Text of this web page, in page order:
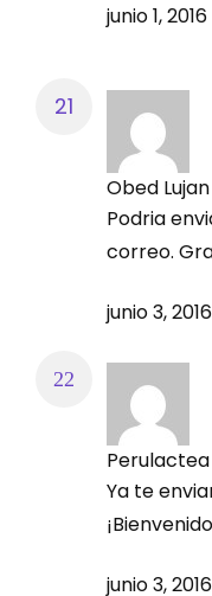
junio 1, 2016
Obed Lujan
Podria
correo.
junio 3, 2016
Perulactea
Ya te
junio 3, 2016